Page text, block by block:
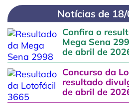
Notícias de
Confira o
Mega Sena
de abril de
Concurso da
resultado
de abril de